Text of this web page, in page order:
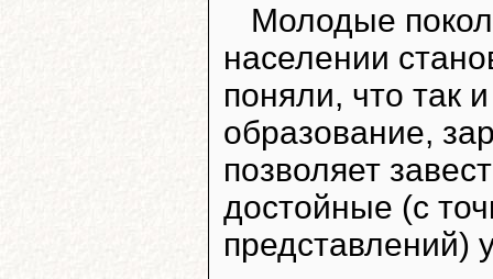
Молодые
населении
поняли, что так
образование,
позволяет
достойные (с
представлений)